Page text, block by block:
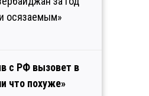
осязаемым»
с РФ вызовет в
что похуже»